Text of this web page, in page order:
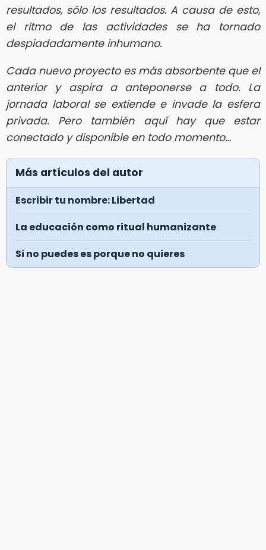
resultados, sólo los resultados. A causa de esto,
el ritmo de las actividades se ha tornado
despiadadamente inhumano.
Cada nuevo proyecto es más absorbente que el
anterior y aspira a anteponerse a todo. La
jornada laboral se extiende e invade la esfera
privada. Pero también aquí hay que estar
conectado y disponible en todo momento…
Más artículos del autor
Escribir tu nombre: Libertad
La educación como ritual humanizante
Si no puedes es porque no quieres